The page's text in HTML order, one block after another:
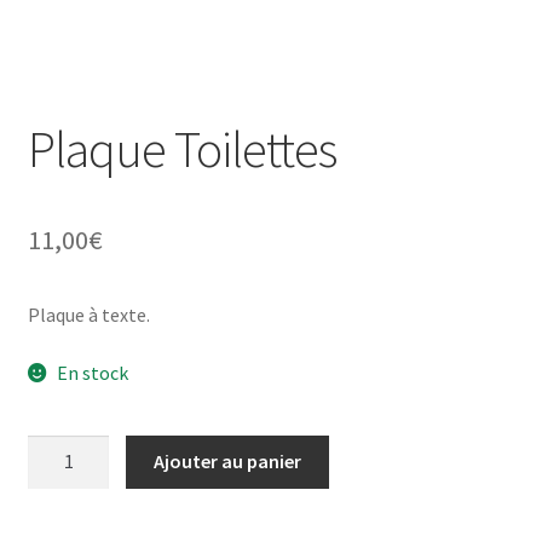
Plaque Toilettes
11,00€
Plaque à texte.
En stock
Ajouter au panier